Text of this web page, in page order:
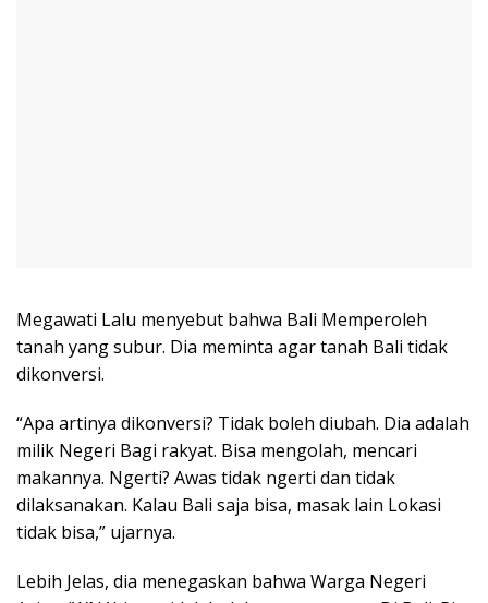
Megawati Lalu menyebut bahwa Bali Memperoleh
tanah yang subur. Dia meminta agar tanah Bali tidak
dikonversi.
“Apa artinya dikonversi? Tidak boleh diubah. Dia adalah
milik Negeri Bagi rakyat. Bisa mengolah, mencari
makannya. Ngerti? Awas tidak ngerti dan tidak
dilaksanakan. Kalau Bali saja bisa, masak lain Lokasi
tidak bisa,” ujarnya.
Lebih Jelas, dia menegaskan bahwa Warga Negeri